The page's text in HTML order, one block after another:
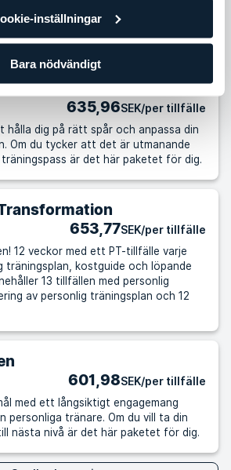
inställningar
Bara nödvändigt
är det här paketet för
635,96SEK/per tillfälle
hålla dig på rätt spår och anpassa din
är det här paketet för dig.
653,77SEK/per tillfälle
12 veckor med ett PT-tillfälle varje
träningsplan, kostguide och löpande
13 tillfällen med personlig
av personlig träningsplan och 12
601,98SEK/per tillfälle
med ett långsiktigt engagemang
tränare. Om du vill ta din
nästa nivå är det här paketet för dig.